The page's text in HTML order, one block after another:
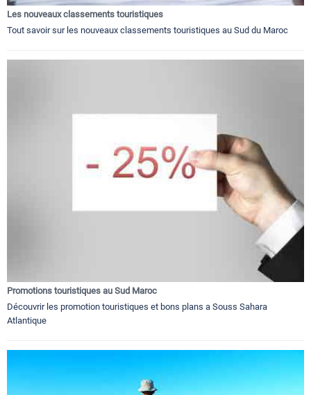
Les nouveaux classements touristiques
Tout savoir sur les nouveaux classements touristiques au Sud du Maroc
Promotions touristiques au Sud Maroc
Découvrir les promotion touristiques et bons plans a Souss Sahara
Atlantique